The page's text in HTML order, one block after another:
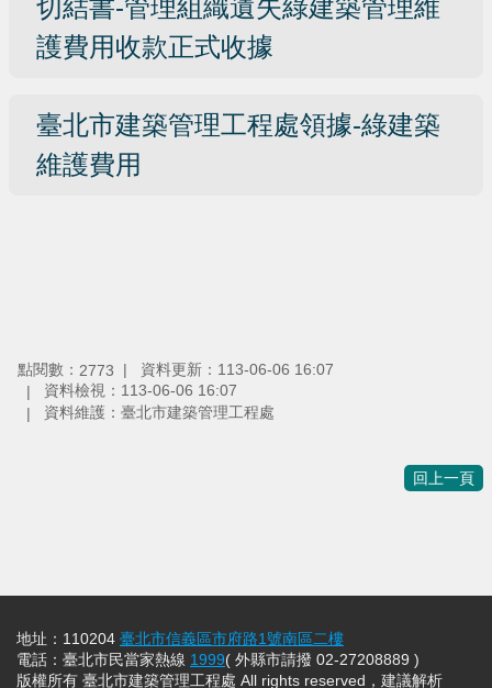
切結書-管理組織遺失綠建築管理維
護費用收款正式收據
臺北市建築管理工程處領據-綠建築
維護費用
點閱數： 2773 資料更新： 113-06-06 16:07
資料檢視： 113-06-06 16:07
資料維護： 臺北市建築管理工程處
回上一頁
地址：110204 臺北市信義區市府路1號南區二樓
電話：臺北市民當家熱線 1999( 外縣市請撥 02-27208889 )
版權所有 臺北市建築管理工程處 All rights reserved，建議解析